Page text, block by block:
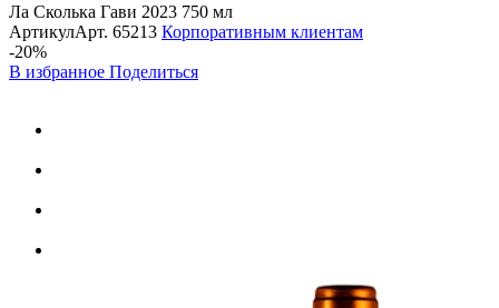
Ла Сколька Гави 2023 750 мл
АртикулАрт. 65213 Корпоративным клиентам
-20%
В избранное Поделиться